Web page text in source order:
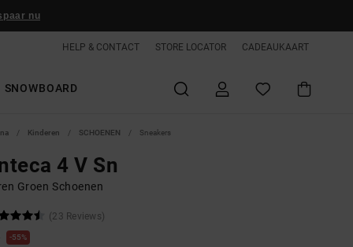
nu
HELP & CONTACT STORE LOCATOR CADEAUKAART
SNOWBOARD
Kinderen SCHOENEN Sneakers
4 V Sn
Groen Schoenen
(23 Reviews)
55%